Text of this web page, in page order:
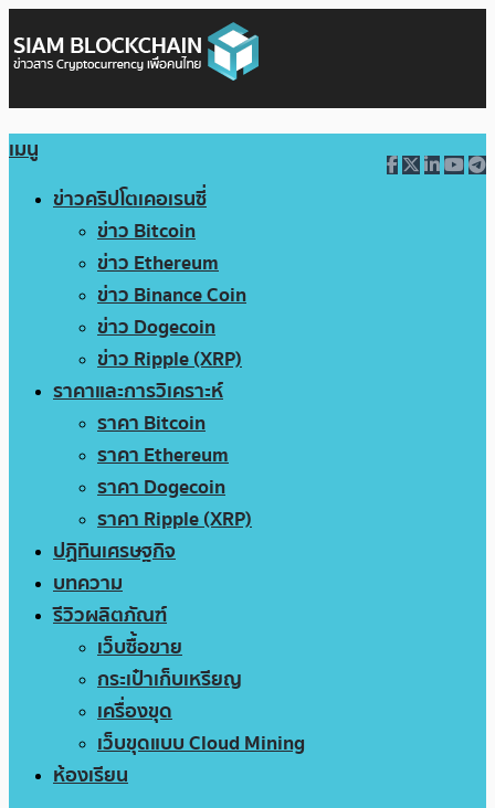
เมนู
ข่าวคริปโตเคอเรนซี่
ข่าว Bitcoin
ข่าว Ethereum
ข่าว Binance Coin
ข่าว Dogecoin
ข่าว Ripple (XRP)
ราคาและการวิเคราะห์
ราคา Bitcoin
ราคา Ethereum
ราคา Dogecoin
ราคา Ripple (XRP)
ปฏิทินเศรษฐกิจ
บทความ
รีวิวผลิตภัณฑ์
เว็บซื้อขาย
กระเป๋าเก็บเหรียญ
เครื่องขุด
เว็บขุดแบบ Cloud Mining
ห้องเรียน